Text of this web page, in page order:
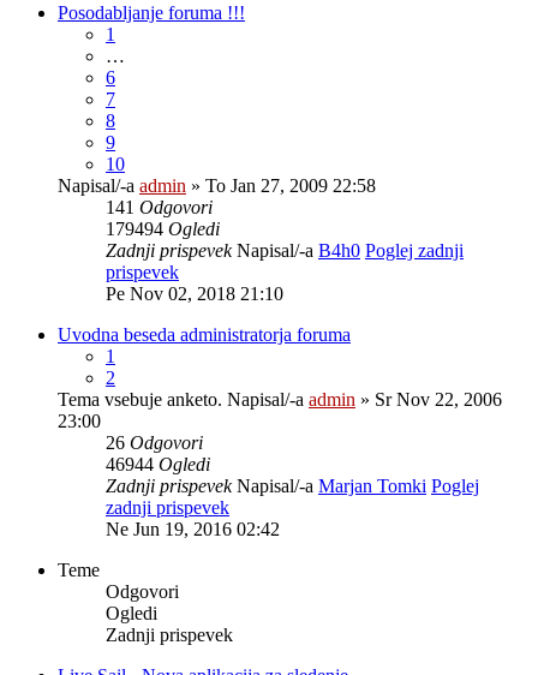
Posodabljanje foruma !!!
1
…
6
7
8
9
10
Napisal/-a admin » To Jan 27, 2009 22:58
141 Odgovori
179494 Ogledi
Zadnji prispevekNapisal/-a B4h0 Poglej zadnji
prispevek
Pe Nov 02, 2018 21:10
Uvodna beseda administratorja foruma
1
2
Tema vsebuje anketo. Napisal/-a admin » Sr Nov 22, 2006
23:00
26 Odgovori
46944 Ogledi
Zadnji prispevekNapisal/-a Marjan Tomki Poglej
zadnji prispevek
Ne Jun 19, 2016 02:42
Teme
Odgovori
Ogledi
Zadnji prispevek